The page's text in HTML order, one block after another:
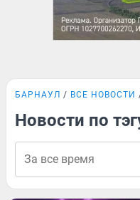
БАРНАУЛ ВСЕ НОВОСТИ
Новости по